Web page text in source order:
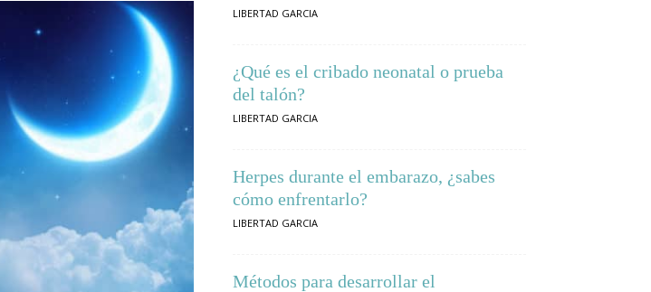
LIBERTAD GARCIA
¿Qué es el cribado neonatal o prueba
del talón?
LIBERTAD GARCIA
Herpes durante el embarazo, ¿sabes
cómo enfrentarlo?
LIBERTAD GARCIA
Métodos para desarrollar el